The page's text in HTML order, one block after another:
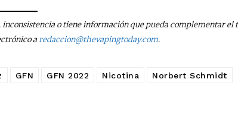
o tiene información que pueda complementar el
aredaccion@thevapingtoday.com.
GFN GFN 2022 Nicotina
Norbert Schmidt